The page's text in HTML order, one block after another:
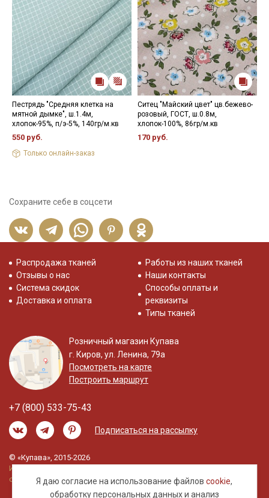
Пестрядь "Средняя клетка на
мятной дымке", ш.1.4м,
хлопок-95%, п/э-5%, 140гр/м.кв
550 руб.
Только онлайн-заказ
Ситец "Майский цвет" цв.бежево-
розовый, ГОСТ, ш.0.8м,
хлопок-100%, 86гр/м.кв
170 руб.
Сохраните себе в соцсети
Я даю согласие на использование файловcookie,
обработкуперсональных данныхи анализ
Распродажа тканей
Отзывы о нас
Система скидок
Доставка и оплата
Работы из наших тканей
Наши контакты
Способы оплаты и
реквизиты
Типы тканей
Розничный магазин Купава
г. Киров, ул. Ленина, 79а
Посмотреть на карте
Построить маршрут
+7 (800) 533-75-43
Подписаться на рассылку
© «Купава», 2015-2026
Информация на сайте не является публичной
офертой.